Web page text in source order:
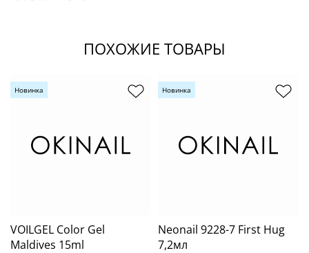
ПОХОЖИЕ ТОВАРЫ
Новинка
VOILGEL Color Gel
Maldives 15ml
Новинка
Neonail 9228-7 First Hug
7,2мл